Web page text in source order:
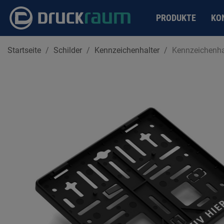
PRODUKTE
Startseite Schilder Kennzeichenhalter